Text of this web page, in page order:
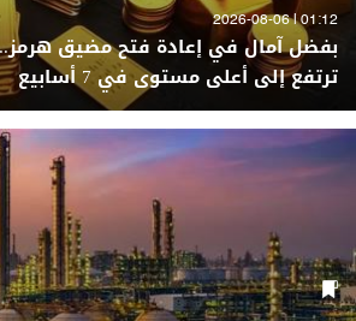
01:12 | 2026-08-06
بفضل آمال في إعادة فتح مضيق
ترتفع إلى أعلى مستوى في 7 أسابيع